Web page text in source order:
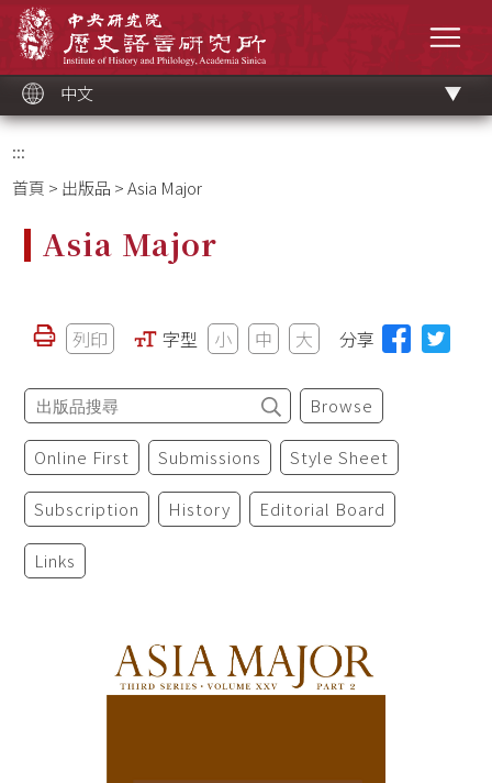
中文
:::
首頁 > 出版品 > Asia Major
Asia Major
列印 字型 小 中 大 分享
Browse
Online First Submissions Style Sheet
Subscription History Editorial Board
Links